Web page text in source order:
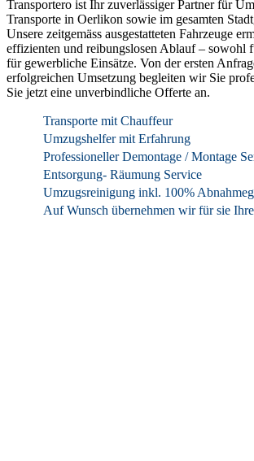
Transportero ist Ihr zuverlässiger Partner für
Transporte in Oerlikon sowie im gesamten
Unsere zeitgemäss ausgestatteten Fahrzeuge
effizienten und reibungslosen Ablauf – sowohl
für gewerbliche Einsätze. Von der ersten
erfolgreichen Umsetzung begleiten wir Sie
Sie jetzt eine unverbindliche Offerte an.
Transporte mit Chauffeur
Umzugshelfer mit Erfahrung
Professioneller Demontage / Montage
Entsorgung- Räumung Service
Umzugsreinigung inkl. 100%
Auf Wunsch übernehmen wir für sie